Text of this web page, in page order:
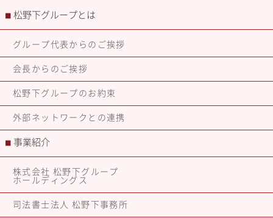
■ 松野下グループとは
グループ代表からのご挨拶
会長からのご挨拶
松野下グループのお約束
外部ネットワークとの連携
■ 事業紹介
株式会社 松野下グループ
ホールディングス
司法書士法人 松野下事務所